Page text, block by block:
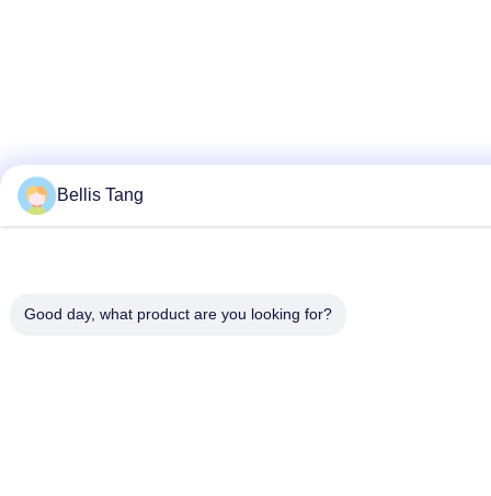
Bellis Tang
Good day, what product are you looking for?